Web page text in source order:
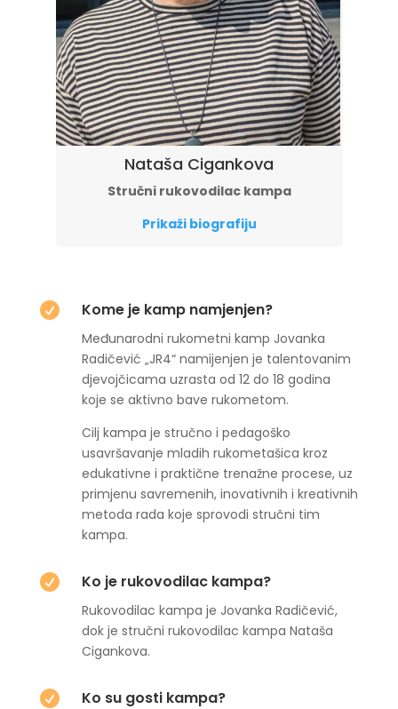
Nataša Cigankova
Stručni rukovodilac kampa
Prikaži biografiju
 Kome je kamp namjenjen?
Međunarodni rukometni kamp Jovanka
Radičević „JR4“ namijenjen je talentovanim
djevojčicama uzrasta od 12 do 18 godina
koje se aktivno bave rukometom.
Cilj kampa je stručno i pedagoško
usavršavanje mladih rukometašica kroz
edukativne i praktične trenažne procese, uz
primjenu savremenih, inovativnih i kreativnih
metoda rada koje sprovodi stručni tim
kampa.
 Ko je rukovodilac kampa?
Rukovodilac kampa je Jovanka Radičević,
dok je stručni rukovodilac kampa Nataša
Cigankova.
 Ko su gosti kampa?